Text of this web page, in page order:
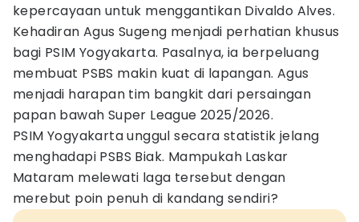
kepercayaan untuk menggantikan Divaldo Alves.
Kehadiran Agus Sugeng menjadi perhatian khusus
bagi PSIM Yogyakarta. Pasalnya, ia berpeluang
membuat PSBS makin kuat di lapangan. Agus
menjadi harapan tim bangkit dari persaingan
papan bawah Super League 2025/2026.
PSIM Yogyakarta unggul secara statistik jelang
menghadapi PSBS Biak. Mampukah Laskar
Mataram melewati laga tersebut dengan
merebut poin penuh di kandang sendiri?